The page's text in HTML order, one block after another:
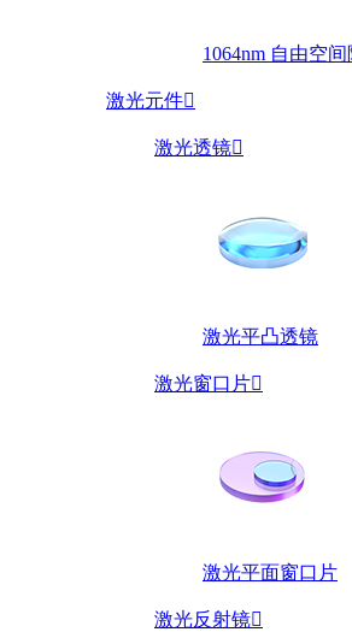
1064nm 自由空
激光元件
激光透镜
激光平凸透镜
激光窗口片
激光平面窗口片
激光反射镜